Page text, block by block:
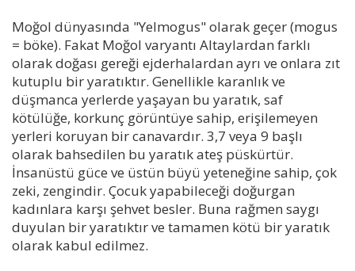
Moğol dünyasında "Yelmogus" olarak geçer (mogus
= böke). Fakat Moğol varyantı Altaylardan farklı
olarak doğası gereği ejderhalardan ayrı ve onlara zıt
kutuplu bir yaratıktır. Genellikle karanlık ve
düşmanca yerlerde yaşayan bu yaratık, saf
kötülüğe, korkunç görüntüye sahip, erişilemeyen
yerleri koruyan bir canavardır. 3,7 veya 9 başlı
olarak bahsedilen bu yaratık ateş püskürtür.
İnsanüstü güce ve üstün büyü yeteneğine sahip, çok
zeki, zengindir. Çocuk yapabileceği doğurgan
kadınlara karşı şehvet besler. Buna rağmen saygı
duyulan bir yaratıktır ve tamamen kötü bir yaratık
olarak kabul edilmez.